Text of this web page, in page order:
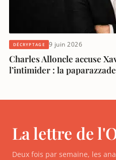
DÉCRYPTAGE 9 juin 2026
Charles Alloncle accuse
l’intimider : la
La lettre de
Deux fois par semaine, les